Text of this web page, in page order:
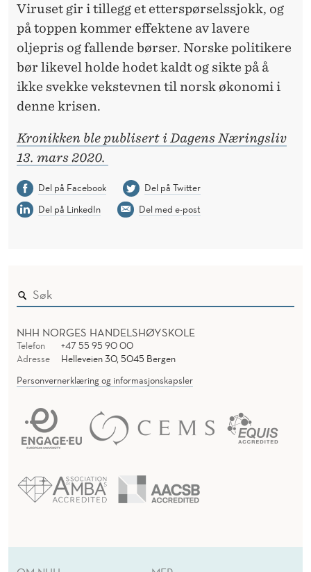
Viruset gir i tillegg et etterspørselssjokk, og
på toppen kommer effektene av lavere
oljepris og fallende børser. Norske politikere
bør likevel holde hodet kaldt og sikte på å
ikke svekke vekstevnen til norsk økonomi i
denne krisen.
Kronikken ble publisert i Dagens Næringsliv
13. mars 2020.
Del på Facebook
Del på Twitter
Del på LinkedIn
Del med e-post
NHH NORGES HANDELSHØYSKOLE
Telefon
+47 55 95 90 00
Adresse
Helleveien 30, 5045 Bergen
Personvernerklæring og informasjonskapsler